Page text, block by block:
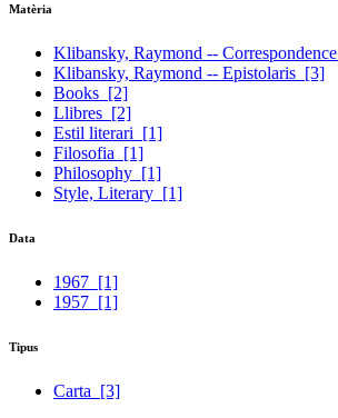
Matèria
Klibansky, Raymond -- Correspondence
Klibansky, Raymond -- Epistolaris [3]
Books [2]
Llibres [2]
Estil literari [1]
Filosofia [1]
Philosophy [1]
Style, Literary [1]
Data
1967 [1]
1957 [1]
Tipus
Carta [3]